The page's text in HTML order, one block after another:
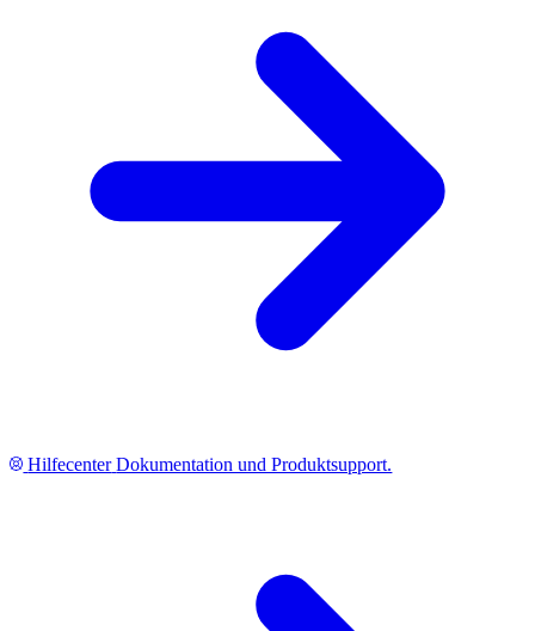
Hilfecenter Dokumentation und Produktsupport.